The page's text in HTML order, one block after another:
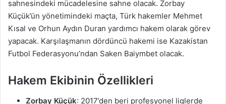
sahnesindeki mücadelesine sahne olacak. Zorbay
Küçük’ün yönetimindeki maçta, Türk hakemler Mehmet
Kısal ve Orhun Aydın Duran yardımcı hakem olarak görev
yapacak. Karşılaşmanın dördüncü hakemi ise Kazakistan
Futbol Federasyonu’ndan Saken Baiymbet olacak.
Hakem Ekibinin Özellikleri
Zorbay Küçük: 2017’den beri profesyonel liglerde